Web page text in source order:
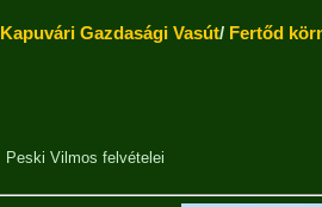
Kapuvári Gazdasági Vasút/ Fertőd
Peski Vilmos felvételei